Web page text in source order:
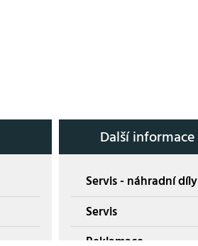
Další informace
Servis - náhradní díly
Servis
Reklamace